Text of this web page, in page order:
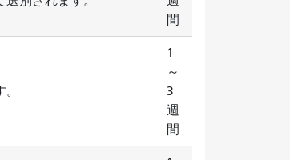
間
。
1
～
3
週
間